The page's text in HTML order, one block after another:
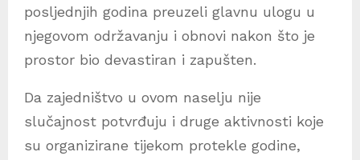
posljednjih godina preuzeli glavnu ulogu u
njegovom održavanju i obnovi nakon što je
prostor bio devastiran i zapušten.
Da zajedništvo u ovom naselju nije
slučajnost potvrđuju i druge aktivnosti koje
su organizirane tijekom protekle godine,